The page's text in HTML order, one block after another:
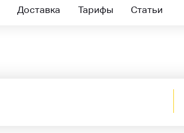
Доставка Тарифы Статьи